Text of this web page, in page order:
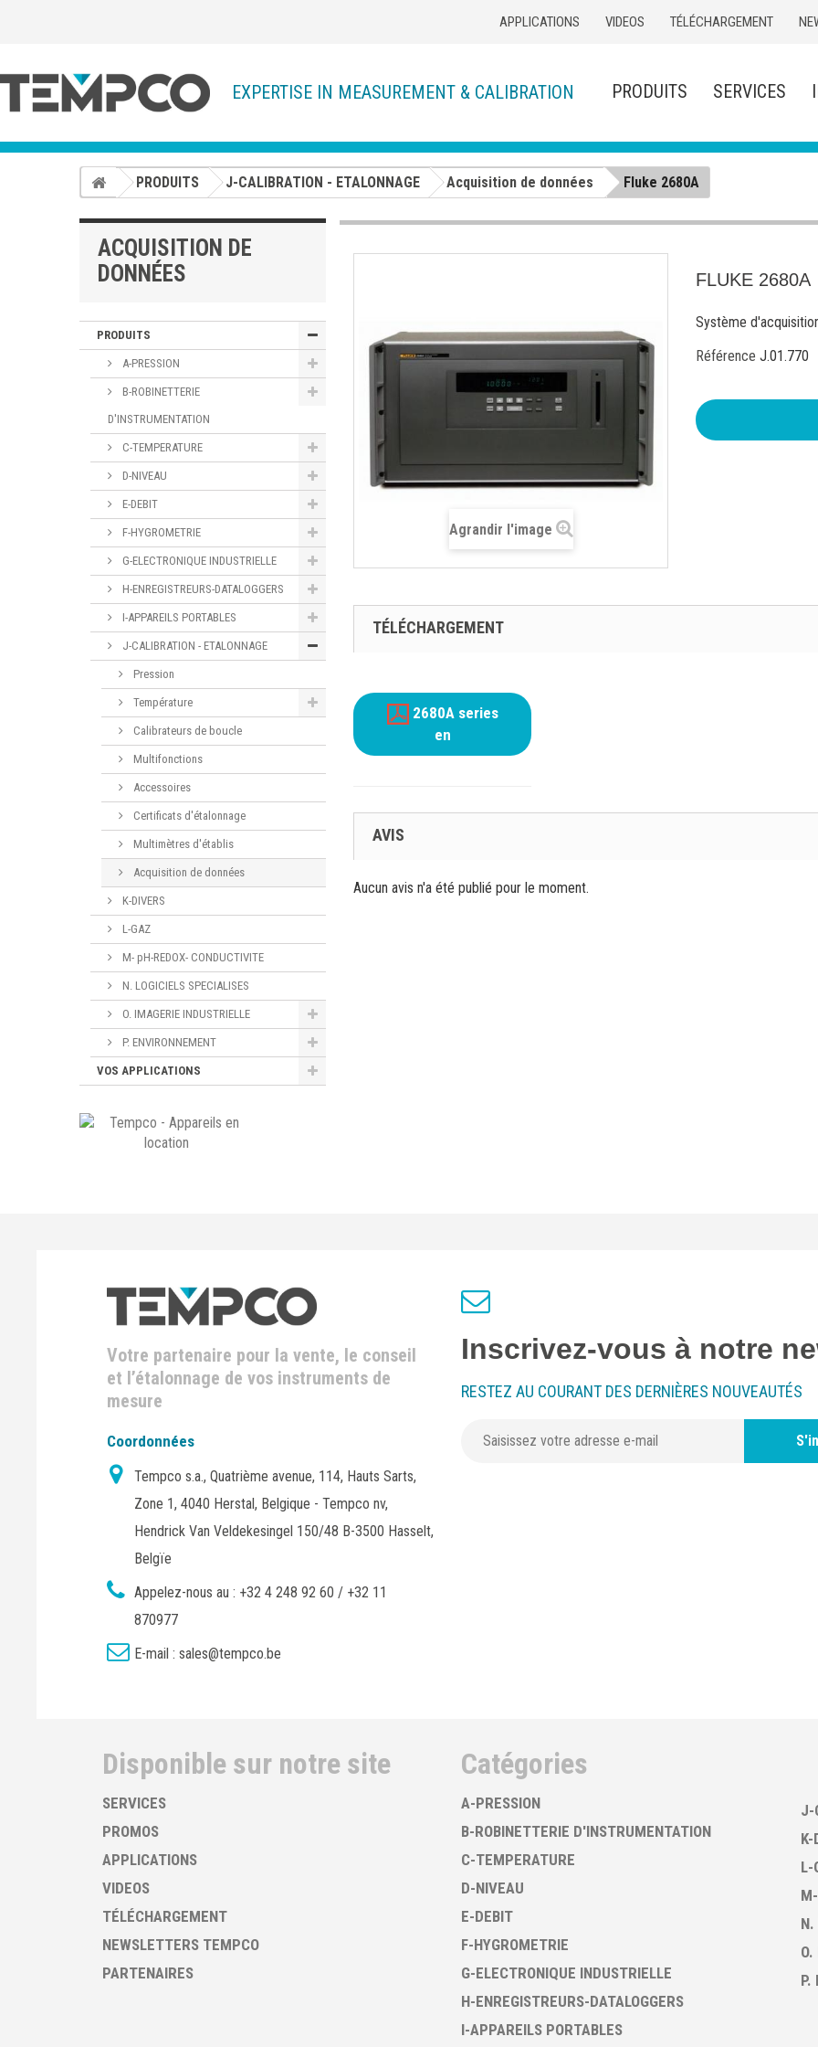
APPLICATIONS VIDEOS TÉLÉCHARGEMENT
EXPERTISE IN MEASUREMENT & CALIBRATION PRODUITS SERVICES
PRODUITS J-CALIBRATION - ETALONNAGE Acquisition de données Fluke 2680A
ACQUISITION DE
DONNÉES
PRODUITS
A-PRESSION
B-ROBINETTERIE
D'INSTRUMENTATION
C-TEMPERATURE
D-NIVEAU
E-DEBIT
F-HYGROMETRIE
G-ELECTRONIQUE INDUSTRIELLE
H-ENREGISTREURS-DATALOGGERS
I-APPAREILS PORTABLES
J-CALIBRATION - ETALONNAGE
Pression
Température
Calibrateurs de boucle
Multifonctions
Accessoires
Certificats d'étalonnage
Multimètres d'établis
Acquisition de données
K-DIVERS
L-GAZ
M- pH-REDOX- CONDUCTIVITE
N. LOGICIELS SPECIALISES
O. IMAGERIE INDUSTRIELLE
P. ENVIRONNEMENT
VOS APPLICATIONS
Agrandir l'image
FLUKE 2680A
Système
Référence J.01.770
TÉLÉCHARGEMENT
2680A series
en
AVIS
Aucun avis n'a été publié pour le moment.
Inscrivez-vous à notre
RESTEZ AU COURANT DES DERNIÈRES NOUVEAUTÉS
Catégories
A-PRESSION
B-ROBINETTERIE D'INSTRUMENTATION
C-TEMPERATURE
D-NIVEAU
E-DEBIT
F-HYGROMETRIE
G-ELECTRONIQUE INDUSTRIELLE
H-ENREGISTREURS-DATALOGGERS
I-APPAREILS PORTABLES
J-
K-
L-
N.
P.
Votre partenaire pour la vente, le conseil
et l’étalonnage de vos instruments de
mesure
Coordonnées
Tempco s.a., Quatrième avenue, 114, Hauts Sarts,
Zone 1, 4040 Herstal, Belgique - Tempco nv,
Hendrick Van Veldekesingel 150/48 B-3500 Hasselt,
Belgïe
Appelez-nous au : +32 4 248 92 60 / +32 11
870977
E-mail : sales@tempco.be
Disponible sur notre site
SERVICES
PROMOS
APPLICATIONS
VIDEOS
TÉLÉCHARGEMENT
NEWSLETTERS TEMPCO
PARTENAIRES